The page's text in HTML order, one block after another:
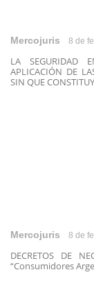
Mercojuris 8 de
LA SEGURIDAD
APLICACIÓN DE
SIN QUE
Mercojuris 8 de
DECRETOS DE
“Consumidores